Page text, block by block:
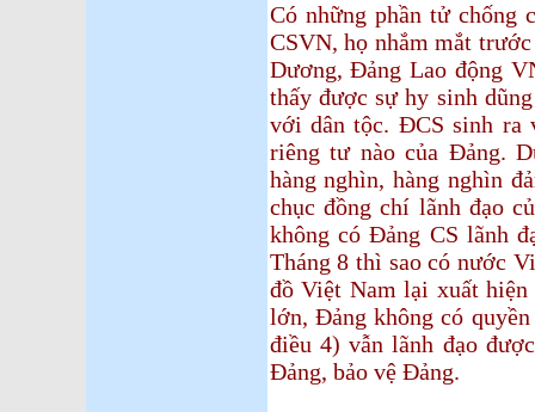
Có những phần tử chống
CSVN, họ nhắm mắt
Dương, Đảng Lao động
thấy được sự hy sinh
với dân tộc. ĐCS sinh
riêng tư nào của Đảng.
hàng nghìn, hàng nghìn
chục đồng chí lãnh đạo
không có Đảng CS lãnh
Tháng 8 thì sao có nước
đồ Việt Nam lại xuất
lớn, Đảng không có
điều 4) vẫn lãnh đạo
Đảng, bảo vệ Đảng.